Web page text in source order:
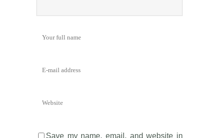
Save my name, email, and website in